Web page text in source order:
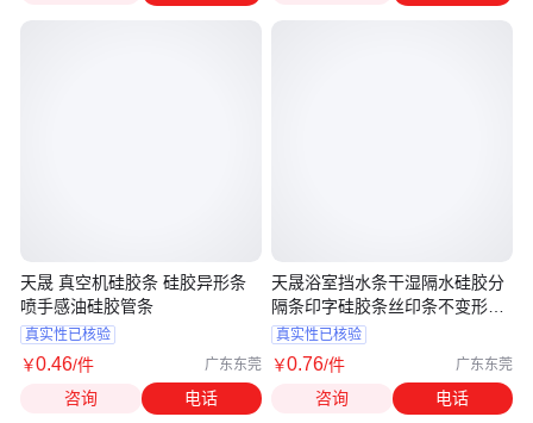
天晟 真空机硅胶条 硅胶异形条
喷手感油硅胶管条
真实性已核验
￥0.46/件 广东东莞
咨询 电话
天晟浴室挡水条干湿隔水硅胶分
隔条印字硅胶条丝印条不变形硅
胶带
真实性已核验
￥0.76/件 广东东莞
咨询 电话